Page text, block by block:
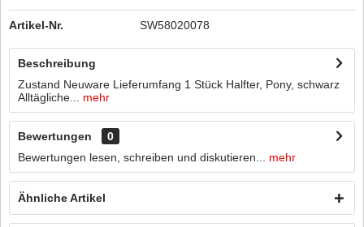
Artikel-Nr. SW58020078
Beschreibung
Zustand Neuware Lieferumfang 1 Stück Halfter, Pony, schwarz
Alltägliche...
mehr
Bewertungen
0
Bewertungen lesen, schreiben und diskutieren...
mehr
Ähnliche Artikel